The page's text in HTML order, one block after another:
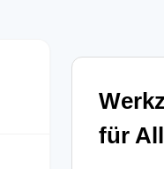
für